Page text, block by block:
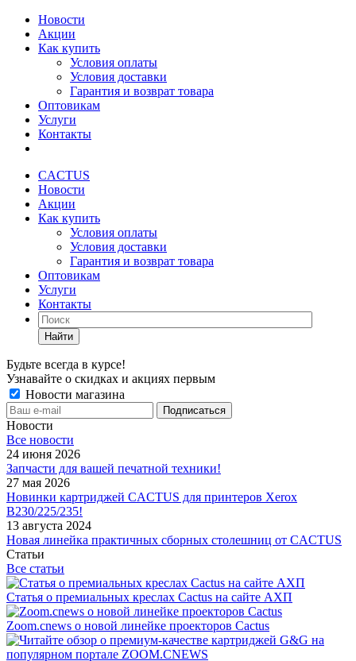
Новости
Акции
Как купить
Условия оплаты
Условия доставки
Гарантия и возврат товара
Оптовикам
Услуги
Контакты
CACTUS
Новости
Акции
Как купить
Условия оплаты
Условия доставки
Гарантия и возврат товара
Оптовикам
Услуги
Контакты
Найти
Будьте всегда в курсе!
Узнавайте о скидках и акциях первым
Новости магазина
Новости
Все новости
24 июня 2026
Запчасти для вашей печатной техники!
27 мая 2026
Новинки картриджей CACTUS для принтеров Xerox
B230/225/235!
13 августа 2024
Новая линейка практичных сборных столешниц от CACTUS
Статьи
Все статьи
Статья о премиальных креслах Cactus на сайте АХП
Zoom.cnews о новой линейке проекторов Cactus